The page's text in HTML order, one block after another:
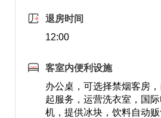
退房时间
12:00
客室内便利设施
办公桌，可选择禁烟客房
起服务，运营洗衣室，国
机，提供冰块，饮料自动